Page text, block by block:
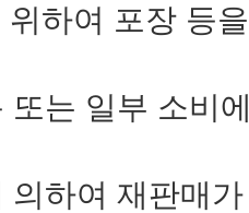
하여 포장 등
또는 일부 소비
의하여 재판매